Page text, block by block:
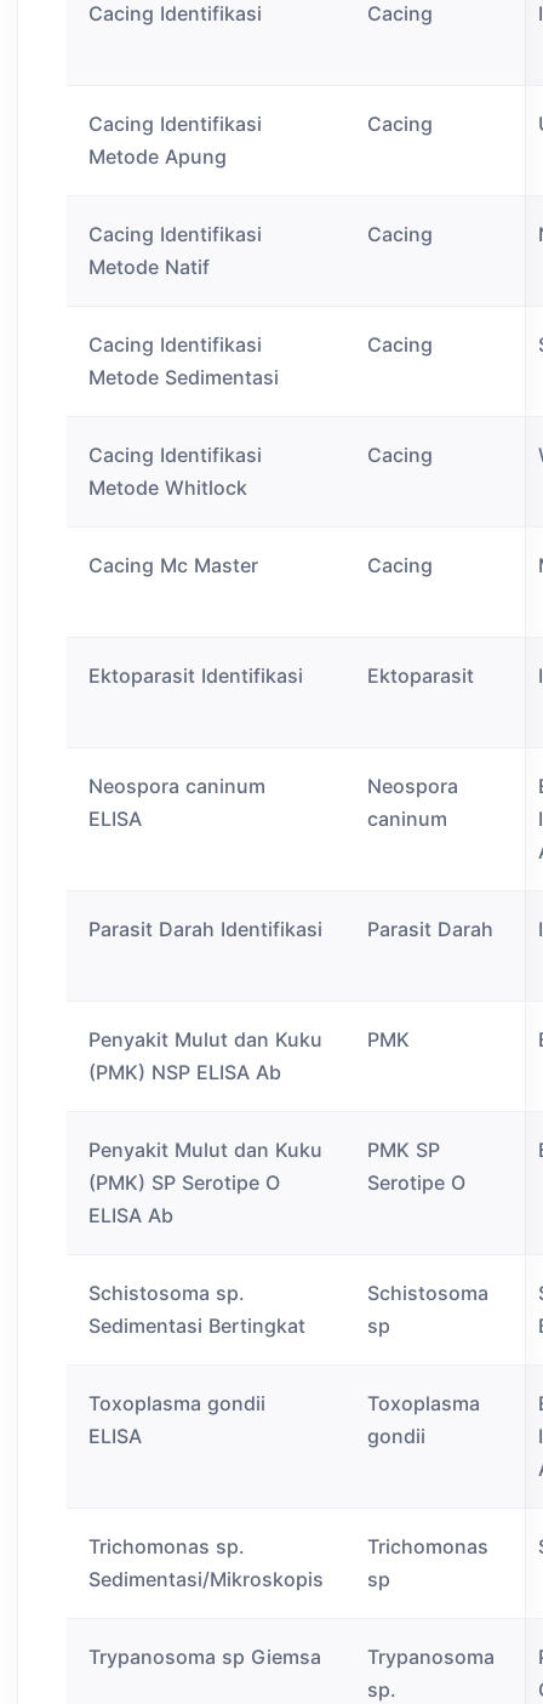
Cacing Identifikasi Cacing
Cacing Identifikasi
Metode Apung
Cacing
Cacing Identifikasi
Metode Natif
Cacing
Cacing Identifikasi
Metode Sedimentasi
Cacing
Cacing Identifikasi
Metode Whitlock
Cacing
Cacing Mc Master Cacing
Ektoparasit Identifikasi Ektoparasit
Neospora caninum
ELISA
Neospora
caninum
Parasit Darah Identifikasi Parasit Darah
Penyakit Mulut dan Kuku
(PMK) NSP ELISA Ab
PMK
Penyakit Mulut dan Kuku
(PMK) SP Serotipe O
ELISA Ab
PMK SP
Serotipe O
Schistosoma sp.
Sedimentasi Bertingkat
Schistosoma
sp
Toxoplasma gondii
ELISA
Toxoplasma
gondii
Trichomonas sp.
Sedimentasi/Mikroskopis
Trichomonas
sp
Trypanosoma sp Giemsa
Trypanosoma
sp.